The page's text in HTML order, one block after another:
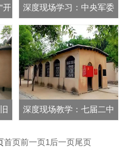
开 深度现场学习：中央军委
作战室
深度现场教学：七届二中
首页前一页 1后一页 尾页